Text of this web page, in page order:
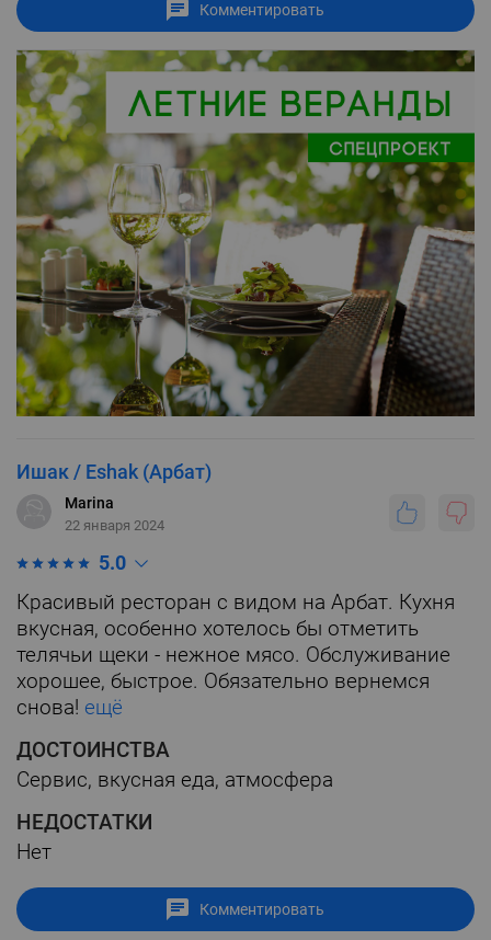
Комментировать
Ишак / Eshak (Арбат)
Marina
22 января 2024
5.0
Красивый ресторан с видом на Арбат. Кухня
вкусная, особенно хотелось бы отметить
телячьи щеки - нежное мясо. Обслуживание
хорошее, быстрое. Обязательно вернемся
снова! ещё
ДОСТОИНСТВА
Сервис, вкусная еда, атмосфера
НЕДОСТАТКИ
Нет
Комментировать